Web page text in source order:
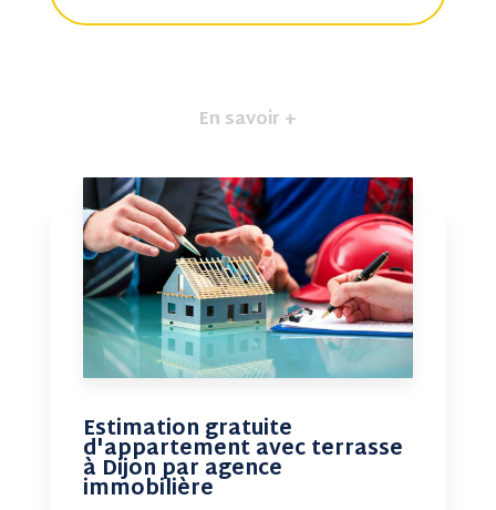
En savoir +
Estimation gratuite
d'appartement avec terrasse
à Dijon par agence
immobilière